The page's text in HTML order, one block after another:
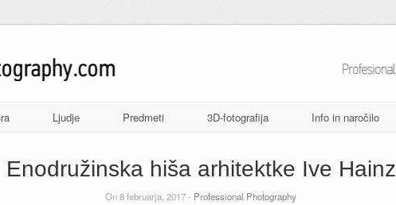
Ljudje Predmeti 3D-fotografija Info in naročilo
Enodružinska hiša arhitektke Ive Hainz
On 8 februarja, 2017 - Professional Photography